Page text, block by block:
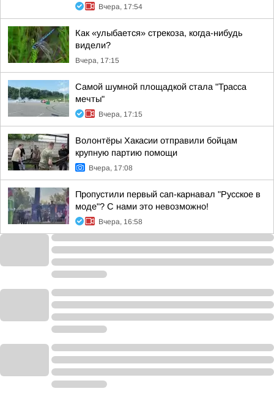
Вчера, 17:54
Как «улыбается» стрекоза, когда-нибудь
видели?
Вчера, 17:15
Самой шумной площадкой стала "Трасса
мечты"
Вчера, 17:15
Волонтёры Хакасии отправили бойцам
крупную партию помощи
Вчера, 17:08
Пропустили первый сап-карнавал "Русское в
моде"? С нами это невозможно!
Вчера, 16:58